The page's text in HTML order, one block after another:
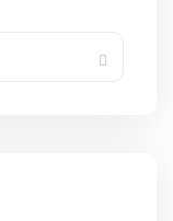
Search